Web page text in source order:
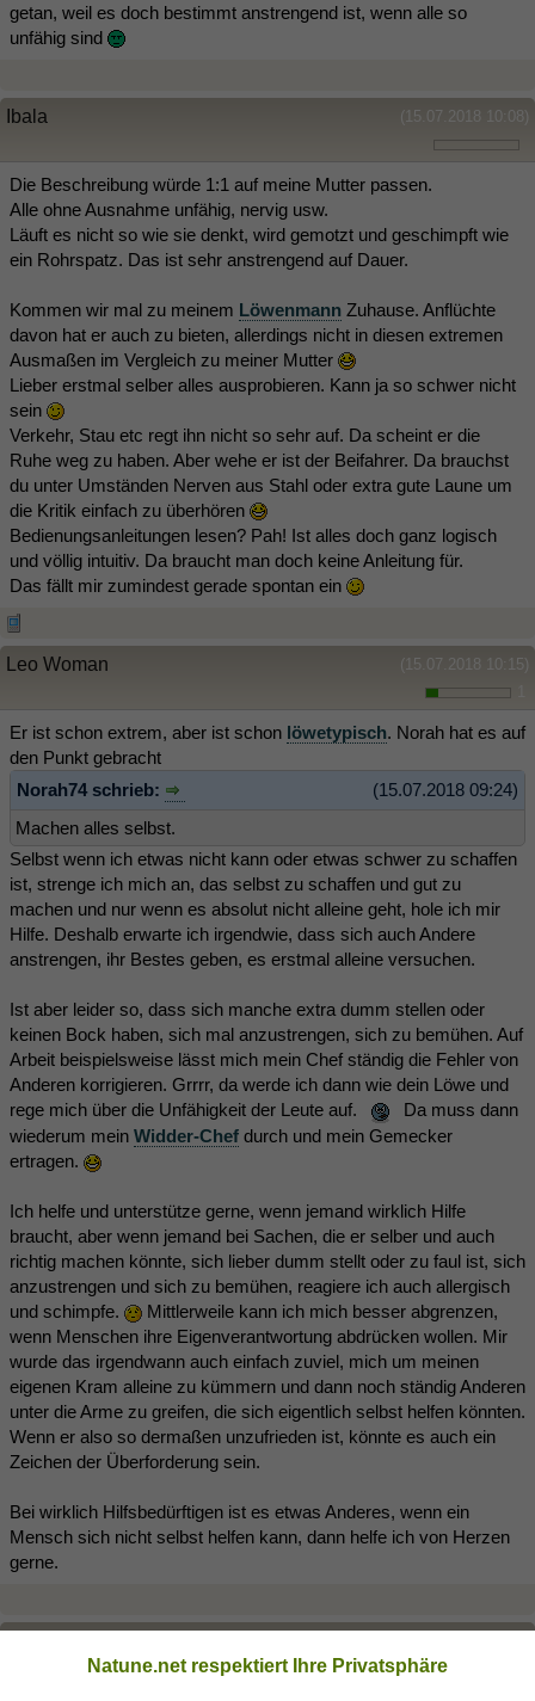
getan, weil es doch bestimmt anstrengend ist, wenn alle so
unfähig sind
(15.07.2018 10:08)
Ibala
Die Beschreibung würde 1:1 auf meine Mutter passen.
Alle ohne Ausnahme unfähig, nervig usw.
Läuft es nicht so wie sie denkt, wird gemotzt und geschimpft wie
ein Rohrspatz. Das ist sehr anstrengend auf Dauer.
Kommen wir mal zu meinem Löwenmann Zuhause. Anflüchte
davon hat er auch zu bieten, allerdings nicht in diesen extremen
Ausmaßen im Vergleich zu meiner Mutter
Lieber erstmal selber alles ausprobieren. Kann ja so schwer nicht
sein
Verkehr, Stau etc regt ihn nicht so sehr auf. Da scheint er die
Ruhe weg zu haben. Aber wehe er ist der Beifahrer. Da brauchst
du unter Umständen Nerven aus Stahl oder extra gute Laune um
die Kritik einfach zu überhören
Bedienungsanleitungen lesen? Pah! Ist alles doch ganz logisch
und völlig intuitiv. Da braucht man doch keine Anleitung für.
Das fällt mir zumindest gerade spontan ein
(15.07.2018 10:15)
Leo Woman
Er ist schon extrem, aber ist schon löwetypisch. Norah hat es auf
den Punkt gebracht
(15.07.2018 09:24)
Norah74 schrieb:
Machen alles selbst.
Selbst wenn ich etwas nicht kann oder etwas schwer zu schaffen
ist, strenge ich mich an, das selbst zu schaffen und gut zu
machen und nur wenn es absolut nicht alleine geht, hole ich mir
Hilfe. Deshalb erwarte ich irgendwie, dass sich auch Andere
anstrengen, ihr Bestes geben, es erstmal alleine versuchen.
Ist aber leider so, dass sich manche extra dumm stellen oder
keinen Bock haben, sich mal anzustrengen, sich zu bemühen. Auf
Arbeit beispielsweise lässt mich mein Chef ständig die Fehler von
Anderen korrigieren. Grrrr, da werde ich dann wie dein Löwe und
rege mich über die Unfähigkeit der Leute auf.
Da muss dann
wiederum mein Widder-Chef durch und mein Gemecker
ertragen.
Ich helfe und unterstütze gerne, wenn jemand wirklich Hilfe
braucht, aber wenn jemand bei Sachen, die er selber und auch
richtig machen könnte, sich lieber dumm stellt oder zu faul ist, sich
anzustrengen und sich zu bemühen, reagiere ich auch allergisch
und schimpfe.
Mittlerweile kann ich mich besser abgrenzen,
wenn Menschen ihre Eigenverantwortung abdrücken wollen. Mir
wurde das irgendwann auch einfach zuviel, mich um meinen
eigenen Kram alleine zu kümmern und dann noch ständig Anderen
unter die Arme zu greifen, die sich eigentlich selbst helfen könnten.
Wenn er also so dermaßen unzufrieden ist, könnte es auch ein
Zeichen der Überforderung sein.
Bei wirklich Hilfsbedürftigen ist es etwas Anderes, wenn ein
Mensch sich nicht selbst helfen kann, dann helfe ich von Herzen
gerne.
Natune.net respektiert Ihre Privatsphäre